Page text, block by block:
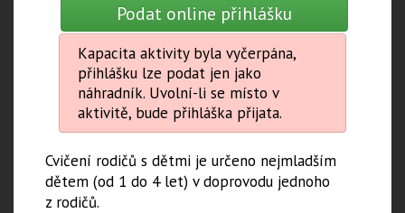
Podat online přihlášku
Kapacita aktivity byla vyčerpána,
přihlášku lze podat jen jako
náhradník. Uvolní-li se místo v
aktivitě, bude přihláška přijata.
Cvičení rodičů s dětmi je určeno nejmladším
dětem (od 1 do 4 let) v doprovodu jednoho
z rodičů.